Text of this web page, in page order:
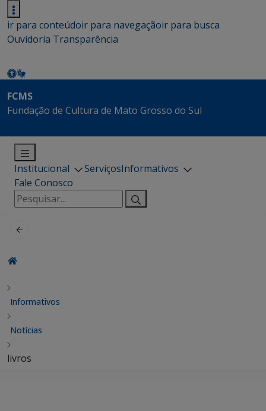
ir para conteúdoir para navegaçãoir para busca
Ouvidoria Transparência
FCMS
Fundação de Cultura de Mato Grosso do Sul
Institucional ServiçosInformativos
Fale Conosco
Pesquisar
por:
Informativos
Notícias
livros